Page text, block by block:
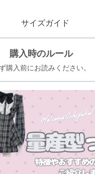
購入時のルール
購入前にお読みください。